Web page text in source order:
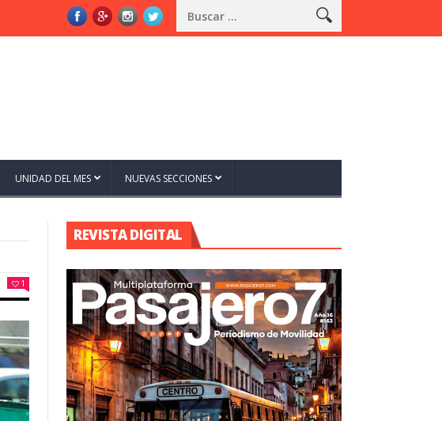
UNIDAD DEL MES NUEVAS SECCIONES
1
REVISTA DIGITAL